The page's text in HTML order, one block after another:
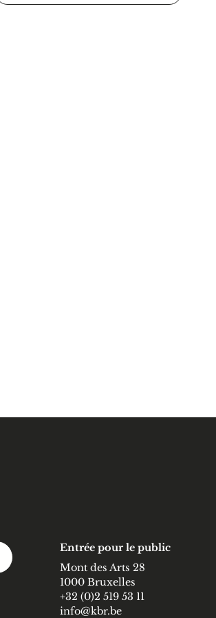
Entrée pour le public
Mont des Arts 28
1000 Bruxelles
+32 (0)2 519 53 11
info@kbr.be